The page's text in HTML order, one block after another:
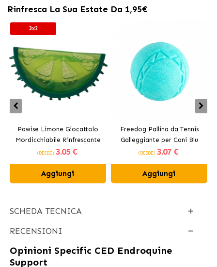
Rinfresca La Sua Estate Da 1,95€
3x2
Pawise Limone Giocattolo
Mordicchiabile Rinfrescante
per Cani 12 cm
(DESDE) 3.05 €
Aggiungi
Freedog Pallina da Tennis
Galleggiante per Cani Blu
(DESDE) 3.07 €
Aggiungi
SCHEDA TECNICA
RECENSIONI
Opinioni Specific CED Endroquine
Support